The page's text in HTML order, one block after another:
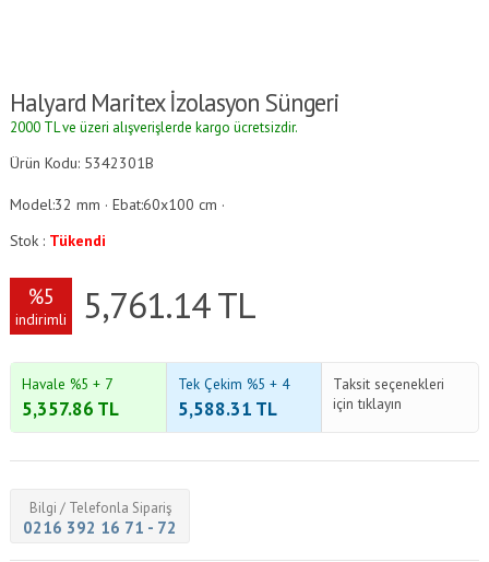
Halyard Maritex İzolasyon Süngeri
2000 TL ve üzeri alışverişlerde kargo ücretsizdir.
Ürün Kodu: 5342301B
Model:32 mm · Ebat:60x100 cm ·
Stok : Tükendi
%5
indirimli 5,761.14TL
Havale %5 + 7
5,357.86 TL
Tek Çekim %5 + 4
5,588.31 TL
Taksit seçenekleri
için tıklayın
Bilgi / Telefonla Sipariş
0216 392 16 71 - 72